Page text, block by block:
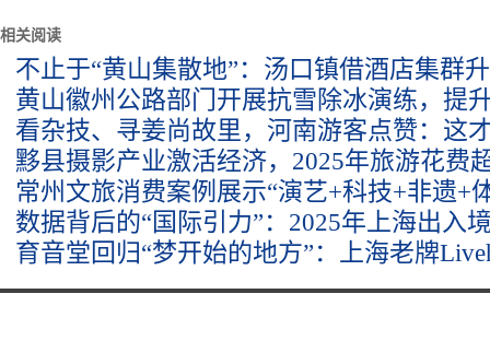
相关阅读
不止于“黄山集散地”：汤口镇借酒店集群
黄山徽州公路部门开展抗雪除冰演练，提
看杂技、寻姜尚故里，河南游客点赞：这
黟县摄影产业激活经济，2025年旅游花费
常州文旅消费案例展示“演艺+科技+非遗+
数据背后的“国际引力”：2025年上海出入
育音堂回归“梦开始的地方”：上海老牌